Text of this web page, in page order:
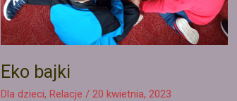
Eko bajki
Dla dzieci,Relacje / 20 kwietnia, 2023